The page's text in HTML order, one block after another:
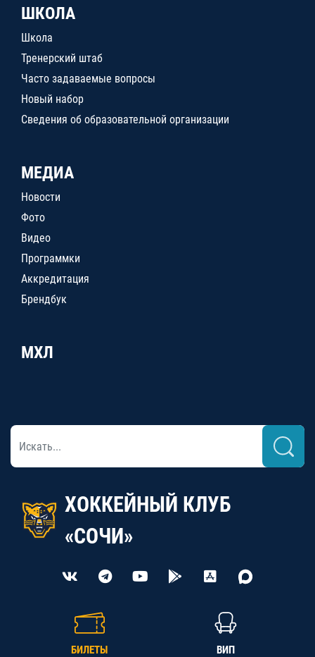
ШКОЛА
Школа
Тренерский штаб
Часто задаваемые вопросы
Новый набор
Сведения об образовательной организации
МЕДИА
Новости
Фото
Видео
Программки
Аккредитация
Брендбук
МХЛ
ХОККЕЙНЫЙ КЛУБ
«СОЧИ»
БИЛЕТЫ ВИП